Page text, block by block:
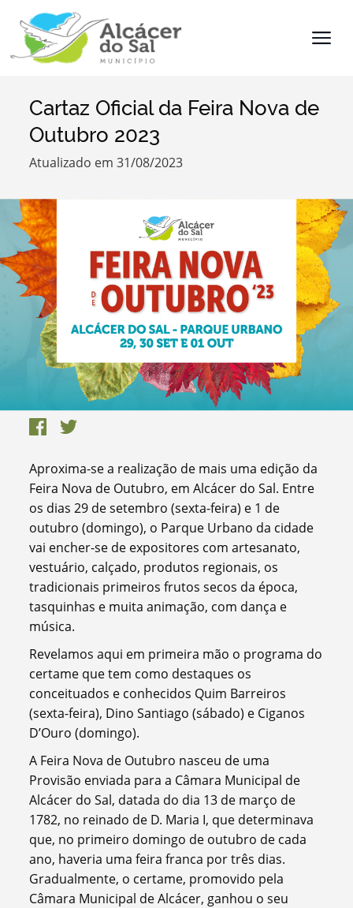
Termo de Pesquisa
Categorias
Filtros
Cartaz Oficial da Feira Nova de
Outubro 2023
Atualizado em 31/08/2023
Aproxima-se a realização de mais uma edição da
Feira Nova de Outubro, em Alcácer do Sal. Entre
os dias 29 de setembro (sexta-feira) e 1 de
outubro (domingo), o Parque Urbano da cidade
vai encher-se de expositores com artesanato,
vestuário, calçado, produtos regionais, os
tradicionais primeiros frutos secos da época,
tasquinhas e muita animação, com dança e
música.
Revelamos aqui em primeira mão o programa do
certame que tem como destaques os
conceituados e conhecidos Quim Barreiros
(sexta-feira), Dino Santiago (sábado) e Ciganos
D’Ouro (domingo).
A Feira Nova de Outubro nasceu de uma
Provisão enviada para a Câmara Municipal de
Alcácer do Sal, datada do dia 13 de março de
1782, no reinado de D. Maria I, que determinava
que, no primeiro domingo de outubro de cada
ano, haveria uma feira franca por três dias.
Gradualmente, o certame, promovido pela
Câmara Municipal de Alcácer, ganhou o seu